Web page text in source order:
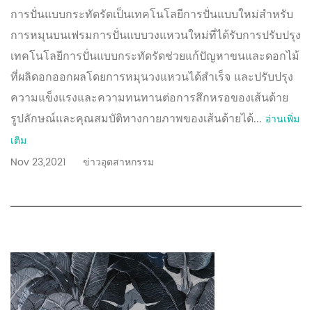
การปั่นแบบกระทัดรัดเป็นเทคโนโลยีการปั่นแบบใหม่สำหรับ
การหมุนบนเฟรมการปั่นแบบวงแหวนใหม่ที่ได้รับการปรับปรุง
เทคโนโลยีการปั่นแบบกระทัดรัดช่วยแก้ปัญหาขนและดอกไม้
ที่ผลิดอกออกผลโดยการหมุนวงแหวนได้สำเร็จ และปรับปรุง
ความแข็งแรงและความทนทานต่อการสึกหรอของเส้นด้าย
รูปลักษณ์และคุณสมบัติทางกายภาพของเส้นด้ายได้... อ่านเพิ่ม
เติม
Nov 23,2021
ข่าวอุตสาหกรรม